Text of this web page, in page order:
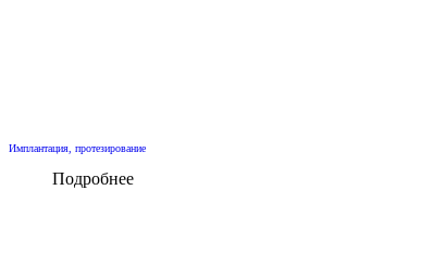
Имплантация, протезирование
Подробнее